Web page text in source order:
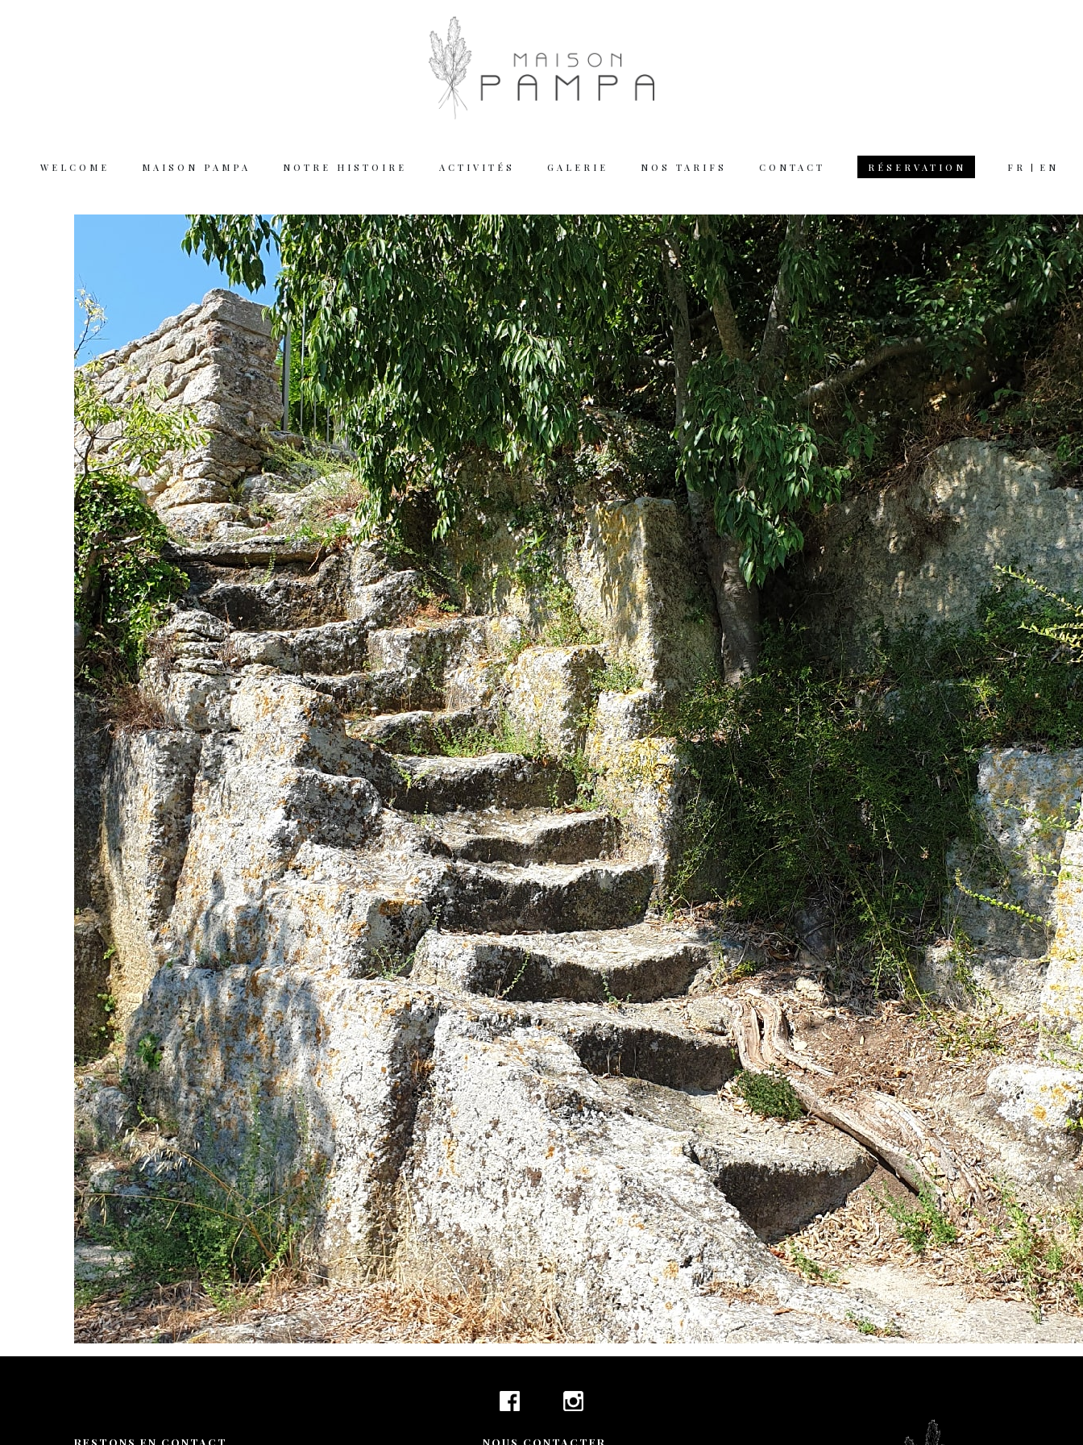
WELCOME MAISON PAMPA NOTRE HISTOIRE ACTIVITÉS GALERIE NOS TARIFS CONTACT RÉSERVATION FR EN
Welcome
Maison Pampa
Notre histoire
Activités
Galerie
Nos tarifs
Contact
Réservation
FR
Working hours
Tuesday – Thursday 12am 11pm
Friday – Saturday 12am 12pm
We are closed on Monday
Reservation & questions
+ 44 789 899 090
hello@verne.com
Social media
Facebook
Instagram
TripAdvisor
RESTONS EN CONTACT NOUS CONTACTER